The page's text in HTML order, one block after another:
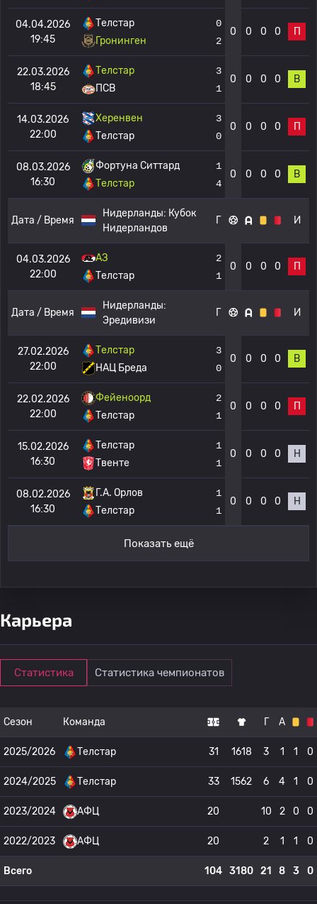
04.04.2026
19:45
Телстар
Гронинген
0
2
0 0 0 0 П
22.03.2026
18:45
Телстар
ПСВ
3
1
0 0 0 0 В
14.03.2026
22:00
Херенвен
Телстар
3
0
0 0 0 0 П
08.03.2026
16:30
Фортуна Ситтард
Телстар
1
4
0 0 0 0 В
Дата / Время
Нидерланды: Кубок
Нидерландов
Г И
04.03.2026
22:00
АЗ
Телстар
2
1
0 0 0 0 П
Дата / Время
Нидерланды:
Эредивизи
Г И
27.02.2026
22:00
Телстар
НАЦ Бреда
3
0
0 0 0 0 В
22.02.2026
22:00
Фейеноорд
Телстар
2
1
0 0 0 0 П
15.02.2026
16:30
Телстар
Твенте
1
1
0 0 0 0 Н
08.02.2026
16:30
Г.А. Орлов
Телстар
1
1
0 0 0 0 Н
Показать ещё
Карьера
Статистика Статистика чемпионатов
Сезон Команда Г А
2025/2026 Телстар 31 1618 3 1 1 0
2024/2025 Телстар 33 1562 6 4 1 0
2023/2024 АФЦ 20 10 2 0 0
2022/2023 АФЦ 20 2 1 1 0
Всего 104 3180 21 8 3 0